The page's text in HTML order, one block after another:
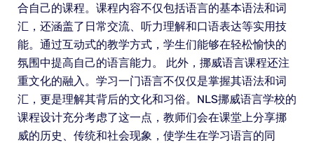
合自己的课程。课程内容不仅包括语言的基本语法和词
汇，还涵盖了日常交流、听力理解和口语表达等实用技
能。通过互动式的教学方式，学生们能够在轻松愉快的
氛围中提高自己的语言能力。 此外，挪威语言课程还注
重文化的融入。学习一门语言不仅仅是掌握其语法和词
汇，更是理解其背后的文化和习俗。NLS挪威语言学校的
课程设计充分考虑了这一点，教师们会在课堂上分享挪
威的历史、传统和社会现象，使学生在学习语言的同